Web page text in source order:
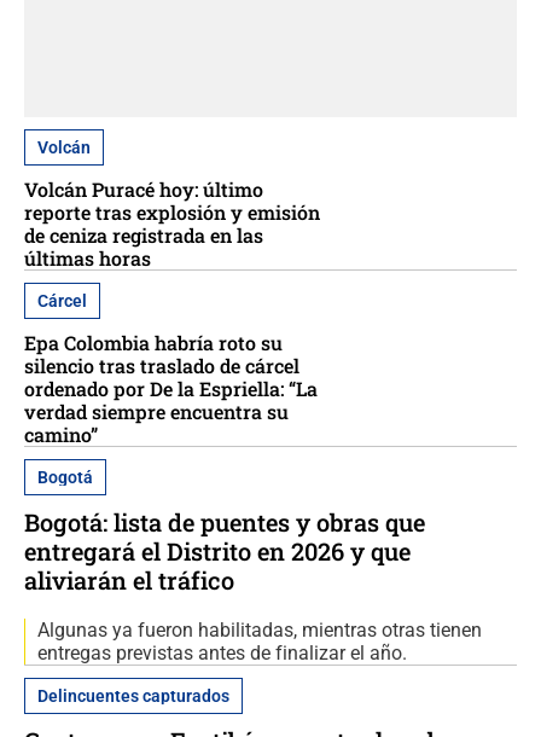
Volcán
Volcán Puracé hoy: último
reporte tras explosión y emisión
de ceniza registrada en las
últimas horas
Cárcel
Epa Colombia habría roto su
silencio tras traslado de cárcel
ordenado por De la Espriella: “La
verdad siempre encuentra su
camino”
Bogotá
Bogotá: lista de puentes y obras que
entregará el Distrito en 2026 y que
aliviarán el tráfico
Algunas ya fueron habilitadas, mientras otras tienen
entregas previstas antes de finalizar el año.
Delincuentes capturados